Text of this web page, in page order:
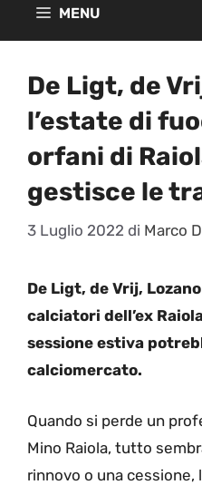
MENU
De Ligt, de
l’estate di
orfani di
gestisce le
3 Luglio 2022 di Marco
De Ligt, de Vrij,
calciatori dell’ex
sessione estiva
calciomercato.
Quando si perde un
Mino Raiola, tutto
rinnovo o una cessione,